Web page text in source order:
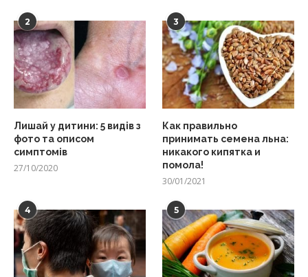
2
Лишай у дитини: 5 видів з
фото та описом
симптомів
27/10/2020
3
Как правильно
принимать семена льна:
никакого кипятка и
помола!
30/01/2021
4 5